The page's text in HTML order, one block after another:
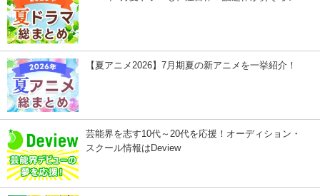
【夏アニメ2026】7月期夏の新アニメを一挙紹介！
芸能界を志す10代～20代を応援！オーディション・
スクール情報はDeview